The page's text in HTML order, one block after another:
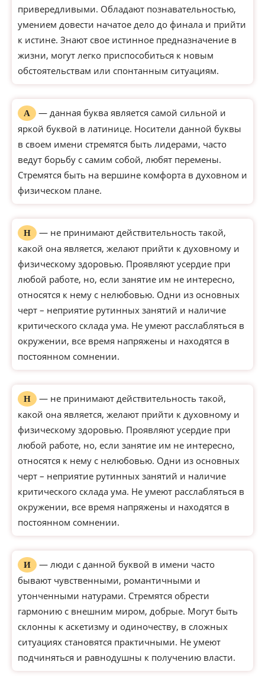
привередливыми. Обладают познавательностью,
умением довести начатое дело до финала и прийти
к истине. Знают свое истинное предназначение в
жизни, могут легко приспособиться к новым
обстоятельствам или спонтанным ситуациям.
А
— данная буква является самой сильной и
яркой буквой в латинице. Носители данной буквы
в своем имени стремятся быть лидерами, часто
ведут борьбу с самим собой, любят перемены.
Стремятся быть на вершине комфорта в духовном и
физическом плане.
Н
— не принимают действительность такой,
какой она является, желают прийти к духовному и
физическому здоровью. Проявляют усердие при
любой работе, но, если занятие им не интересно,
относятся к нему с нелюбовью. Одни из основных
черт – неприятие рутинных занятий и наличие
критического склада ума. Не умеют расслабляться в
окружении, все время напряжены и находятся в
постоянном сомнении.
Н
— не принимают действительность такой,
какой она является, желают прийти к духовному и
физическому здоровью. Проявляют усердие при
любой работе, но, если занятие им не интересно,
относятся к нему с нелюбовью. Одни из основных
черт – неприятие рутинных занятий и наличие
критического склада ума. Не умеют расслабляться в
окружении, все время напряжены и находятся в
постоянном сомнении.
И
— люди с данной буквой в имени часто
бывают чувственными, романтичными и
утонченными натурами. Стремятся обрести
гармонию с внешним миром, добрые. Могут быть
склонны к аскетизму и одиночеству, в сложных
ситуациях становятся практичными. Не умеют
подчиняться и равнодушны к получению власти.